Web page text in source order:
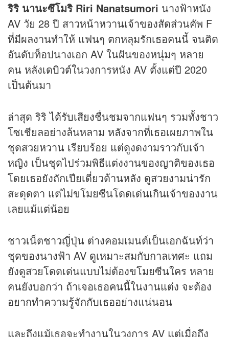
ริริ นานะซึโมริ Riri Nanatsumori นางฟ้าหนัง
AV วัย 28 ปี สาวหน้าหวานเจ้าของสัดส่วนคัพ F
ที่มีผลงานทำให้ แฟนๆ ตกหลุมรักเธอคนนี้ จนติด
อันดับท็อปนางเอก AV ในฝันของหนุ่มๆ หลาย
คน หลังเดบิวต์ในวงการหนัง AV ตั้งแต่ปี 2020
เป็นต้นมา
ล่าสุด ริริ ได้รับเสียงชื่นชมจากแฟนๆ รวมทั้งชาว
โซเชียลอย่างล้นหลาม หลังจากที่เธอเผยภาพใน
ชุดสวยหวาน เรียบร้อย แต่ดูงดงามราวกับเจ้า
หญิง เป็นชุดไปร่วมพิธีแต่งงานของญาติของเธอ
โดยเธอยังถักเปียเดี่ยวด้านหลัง ดูสวยงามน่ารัก
สะดุดตา แต่ไม่ขโมยซีนโดดเด่นเกินเจ้าของงาน
เลยแม้แต่น้อย
ชาวเน็ตชาวญี่ปุ่น ต่างคอมเมนต์เป็นเอกฉันท์ว่า
ชุดของนางฟ้า AV ดูเหมาะสมกับกาลเทศะ แถม
ยังดูสวยโดดเด่นแบบไม่ต้องขโมยซีนใคร หลาย
คนยังบอกว่า ถ้าเจอเธอคนนี้ในงานแต่ง จะต้อง
อยากทำความรู้จักกับเธออย่างแน่นอน
และถึงแม้เธอจะทำงานในวงการ AV แต่เมื่อถึง